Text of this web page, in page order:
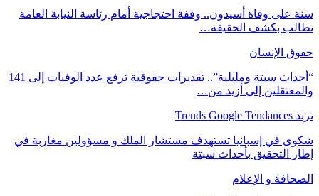
على وفاة أسيدون.. وقفة احتجاجية أمام رئاسة النيابة العامة
بكشف الحقيقة…
الإنسان
“أحداث سبتة ومليلية”.. تقديرات حقوقية ترفع عدد الوفيات إلى 141
إلى أزيد من…
في إسبانيا تستهدف مستشار الملك و مسؤولين مغاربة في
التحقيق بأحداث سبتة
و الإعلام